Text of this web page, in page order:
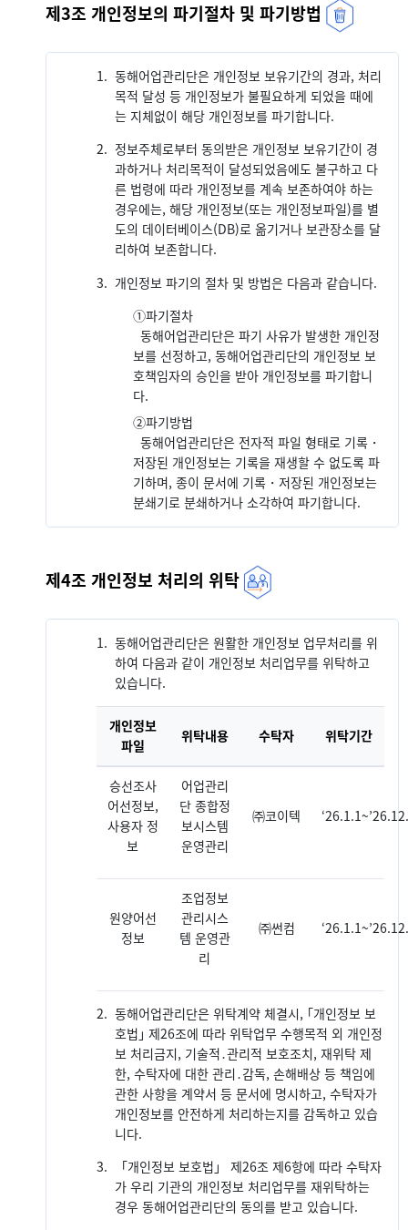
제3조 개인정보의 파기절차 및 파기방법
1. 동해어업관리단은 개인정보 보유기간의 경과, 처리
목적 달성 등 개인정보가 불필요하게 되었을 때에
는 지체없이 해당 개인정보를 파기합니다.
2. 정보주체로부터 동의받은 개인정보 보유기간이 경
과하거나 처리목적이 달성되었음에도 불구하고 다
른 법령에 따라 개인정보를 계속 보존하여야 하는
경우에는, 해당 개인정보(또는 개인정보파일)를 별
도의 데이터베이스(DB)로 옮기거나 보관장소를 달
리하여 보존합니다.
3. 개인정보 파기의 절차 및 방법은 다음과 같습니다.
①파기절차
동해어업관리단은 파기 사유가 발생한 개인정
보를 선정하고, 동해어업관리단의 개인정보 보
호책임자의 승인을 받아 개인정보를 파기합니
다.
②파기방법
동해어업관리단은 전자적 파일 형태로 기록・
저장된 개인정보는 기록을 재생할 수 없도록 파
기하며, 종이 문서에 기록・저장된 개인정보는
분쇄기로 분쇄하거나 소각하여 파기합니다.
제4조 개인정보 처리의 위탁
1. 동해어업관리단은 원활한 개인정보 업무처리를 위
하여 다음과 같이 개인정보 처리업무를 위탁하고
있습니다.
개인정보
파일
위탁내용 수탁자 위탁기간
승선조사
어선정보,
사용자 정
보
어업관리
단 종합정
보시스템
운영관리
㈜코이텍
원양어선
정보
조업정보
관리시스
템 운영관
리
㈜썬컴
2. 동해어업관리단은 위탁계약 체결시, ｢개인정보 보
호법｣ 제26조에 따라 위탁업무 수행목적 외 개인정
보 처리금지, 기술적․관리적 보호조치, 재위탁 제
한, 수탁자에 대한 관리․감독, 손해배상 등 책임에
관한 사항을 계약서 등 문서에 명시하고, 수탁자가
개인정보를 안전하게 처리하는지를 감독하고 있습
니다.
3.
「개인정보 보호법」 제26조 제6항에 따라 수탁자
가 우리 기관의 개인정보 처리업무를 재위탁하는
경우 동해어업관리단의 동의를 받고 있습니다.